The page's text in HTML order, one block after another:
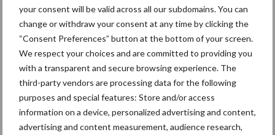
your consent will be valid across all our subdomains. You can
change or withdraw your consent at any time by clicking the
“Consent Preferences” button at the bottom of your screen.
We respect your choices and are committed to providing you
with a transparent and secure browsing experience. The
third-party vendors are processing data for the following
purposes and special features: Store and/or access
information on a device, personalized advertising and content,
advertising and content measurement, audience research,
7 aug
De speenhuid: een vaak
onderschatte risicofactor voor
mastitis
6 aug
ForFarmers ziet volume en
marktaandeel groeien in krimpende
Nederlandse markt